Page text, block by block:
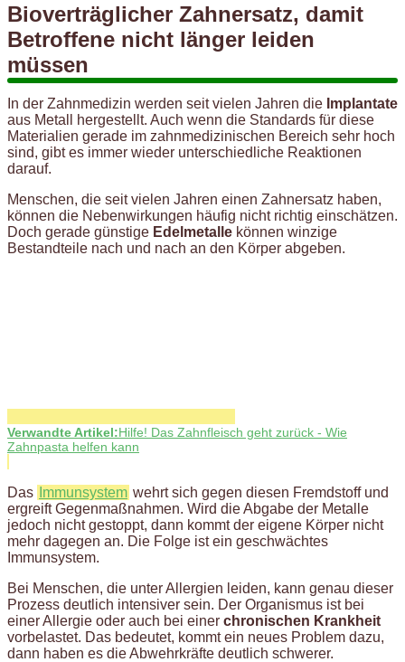
Bioverträglicher Zahnersatz, damit
Betroffene nicht länger leiden
müssen
In der Zahnmedizin werden seit vielen Jahren die Implantate
aus Metall hergestellt. Auch wenn die Standards für diese
Materialien gerade im zahnmedizinischen Bereich sehr hoch
sind, gibt es immer wieder unterschiedliche Reaktionen
darauf.
Menschen, die seit vielen Jahren einen Zahnersatz haben,
können die Nebenwirkungen häufig nicht richtig einschätzen.
Doch gerade günstige Edelmetalle können winzige
Bestandteile nach und nach an den Körper abgeben.
Verwandte Artikel:Hilfe! Das Zahnfleisch geht zurück - Wie
Zahnpasta helfen kann
Das Immunsystem wehrt sich gegen diesen Fremdstoff und
ergreift Gegenmaßnahmen. Wird die Abgabe der Metalle
jedoch nicht gestoppt, dann kommt der eigene Körper nicht
mehr dagegen an. Die Folge ist ein geschwächtes
Immunsystem.
Bei Menschen, die unter Allergien leiden, kann genau dieser
Prozess deutlich intensiver sein. Der Organismus ist bei
einer Allergie oder auch bei einer chronischen Krankheit
vorbelastet. Das bedeutet, kommt ein neues Problem dazu,
dann haben es die Abwehrkräfte deutlich schwerer.